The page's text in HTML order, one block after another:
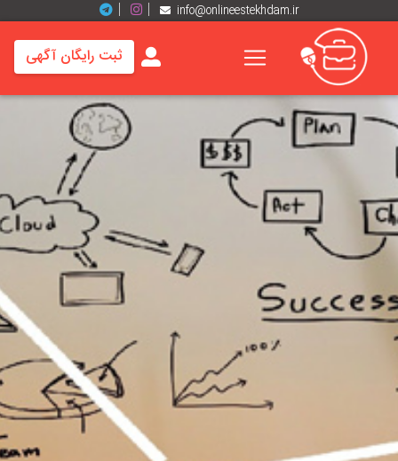
info@onlineestekhdam.ir
خانه
فرصت
های
شغلی
برند
ها
ها
با
ثبت رایگان آگهی